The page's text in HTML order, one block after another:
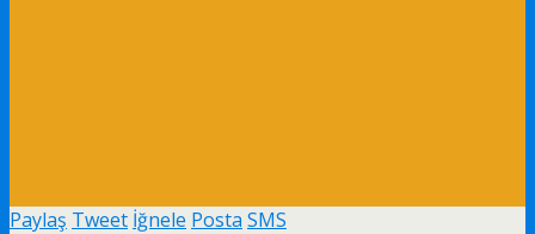
Paylaş Tweet İğnele Posta SMS